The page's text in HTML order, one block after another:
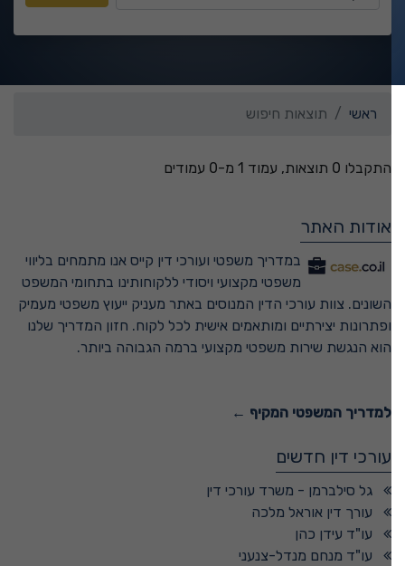
ראשי תוצאות חיפוש
התקבלו 0 תוצאות, עמוד 1 מ-0 עמודים
אודות האתר
במדריך משפטי ועורכי דין קייס אנו מתמחים בליווי
משפטי מקצועי ויסודי ללקוחותינו בתחומי המשפט
השונים. צוות עורכי הדין המנוסים באתר מעניק ייעוץ משפטי מעמיק
ופתרונות יצירתיים ומותאמים אישית לכל לקוח. חזון המדריך שלנו
הוא הנגשת שירות משפטי מקצועי ברמה הגבוהה ביותר.
למדריך המשפטי המקיף ←
עורכי דין חדשים
גל סילברמן - משרד עורכי דין
עורך דין אוראל מלכה
עו"ד עידן כהן
עו"ד מנחם מנדל-צנעני